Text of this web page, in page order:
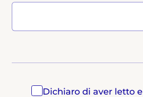
Dichiaro di aver letto e